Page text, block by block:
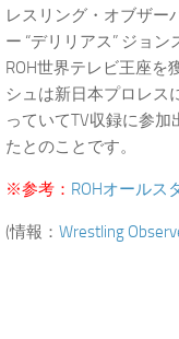
レスリング・オブザー
ー “デリリアス” ジョ
ROH世界テレビ王座を
シュは新日本プロレス
っていてTV収録に参
たとのことです。
※参考： ROHオールス
(情報： Wrestling